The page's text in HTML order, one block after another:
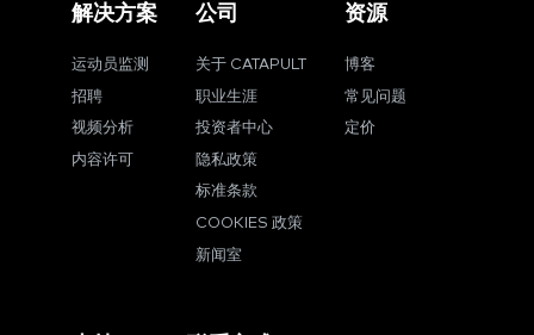
解决方案
运动员监测
招聘
视频分析
内容许可
公司
关于 CATAPULT
职业生涯
投资者中心
隐私政策
标准条款
COOKIES 政策
新闻室
资源
博客
常见问题
定价